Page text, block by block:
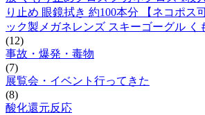
り止め 眼鏡拭き 約100本分 【ネコポス
ック製メガネレンズ スキーゴーグル く
(12)
事故・爆発・毒物
(7)
展覧会・イベント行ってきた
(8)
酸化還元反応